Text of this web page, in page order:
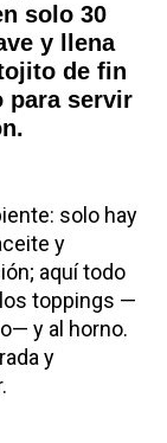
solo 30
y llena
de fin
para servir
solo hay
y
aquí todo
toppings —
y al horno.
y